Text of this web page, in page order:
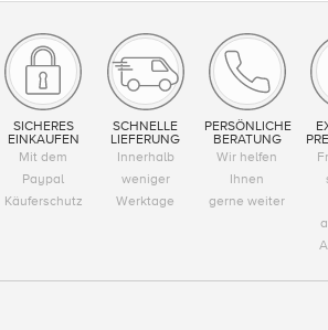
SICHERES
EINKAUFEN
Mit dem
Paypal
Käuferschutz
SCHNELLE
LIEFERUNG
Innerhalb
weniger
Werktage
PERSÖNLICHE
BERATUNG
Wir helfen
Ihnen
gerne weiter